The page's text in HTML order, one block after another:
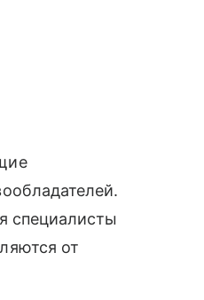
специалисты
от